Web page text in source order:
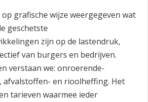
grafische wijze weergegeven wat
geschetste
zijn op de lastendruk,
van burgers en bedrijven.
verstaan we: onroerende-
afvalstoffen- en rioolheffing. Het
tarieven waarmee ieder